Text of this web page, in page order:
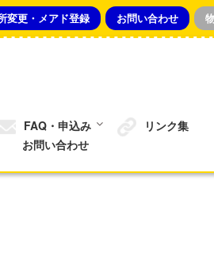
変更・メアド登録 お問い合わせ
FAQ・申込み
お問い合わせ
リンク集